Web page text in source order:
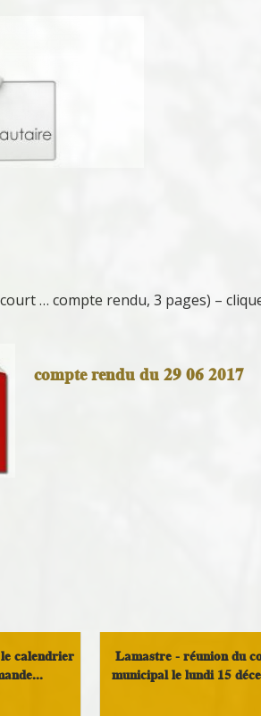
… compte rendu, 3 pages) –
compte rendu du 29 06 2017
calendrier
Lamastre - réunion du
municipal le lundi 15